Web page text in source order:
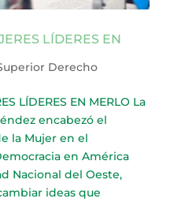
LÍDERES EN
Derecho
LÍDERES EN MERLO La
encabezó el
la Mujer en el
en América
Nacional del Oeste,
ideas que